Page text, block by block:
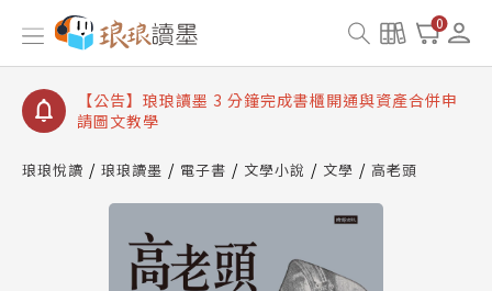
0
【公告】琅琅讀墨數位閱讀資產合併與書櫃開通申請
【公告】琅琅讀墨書櫃開通常見問題
【公告】琅琅讀墨 3 分鐘完成書櫃開通與資產合併申
請圖文教學
查詢
【公告】琅琅讀墨數位閱讀資產合併與書櫃開通申請
琅琅悅讀 琅琅讀墨 電子書 文學小說 文學 高老頭